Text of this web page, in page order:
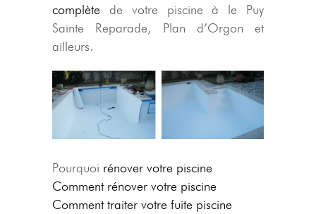
complète de votre piscine à le Puy
Sainte Reparade, Plan d’Orgon et
ailleurs.
Pourquoi rénover votre piscine
Comment rénover votre piscine
Comment traiter votre fuite piscine